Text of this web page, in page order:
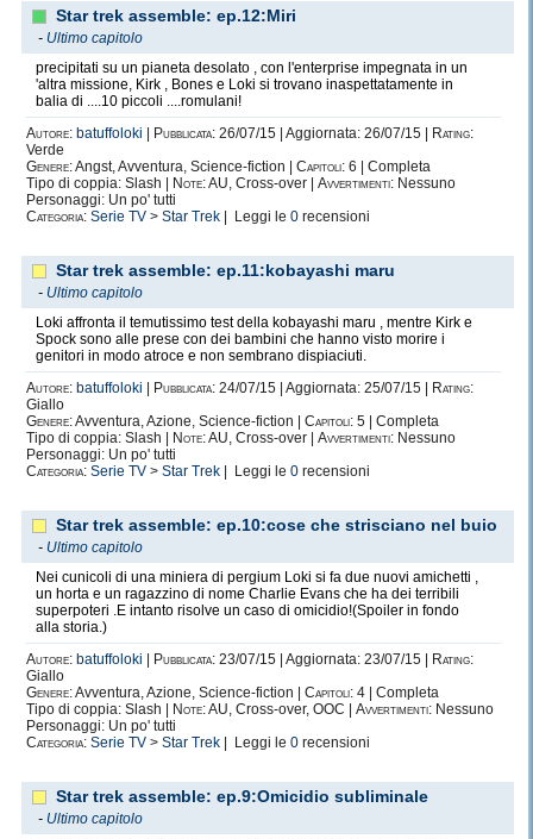
Star trek assemble: ep.12:Miri
- Ultimo capitolo
precipitati su un pianeta desolato , con l'enterprise impegnata in un
'altra missione, Kirk , Bones e Loki si trovano inaspettatamente in
balia di ....10 piccoli ....romulani!
Autore: batuffoloki Pubblicata: 26/07/15 | Aggiornata: 26/07/15 |
Rating:
Verde
Genere:Angst, Avventura, Science-fiction | Capitoli: 6 | Completa
Tipo di coppia: Slash |
Note:AU, Cross-over | Avvertimenti: Nessuno
Personaggi: Un po' tutti
Categoria: Serie TV > Star Trek | Leggi le 0 recensioni
Star trek assemble: ep.11:kobayashi maru
- Ultimo capitolo
Loki affronta il temutissimo test della kobayashi maru , mentre Kirk e
Spock sono alle prese con dei bambini che hanno visto morire i
genitori in modo atroce e non sembrano dispiaciuti.
Autore: batuffoloki Pubblicata: 24/07/15 | Aggiornata: 25/07/15 |
Rating:
Giallo
Genere:Avventura, Azione, Science-fiction | Capitoli: 5 | Completa
Tipo di coppia: Slash |
Note:AU, Cross-over | Avvertimenti: Nessuno
Personaggi: Un po' tutti
Categoria: Serie TV > Star Trek | Leggi le 0 recensioni
Star trek assemble: ep.10:cose che strisciano nel buio
- Ultimo capitolo
Nei cunicoli di una miniera di pergium Loki si fa due nuovi amichetti ,
un horta e un ragazzino di nome Charlie Evans che ha dei terribili
superpoteri .E intanto risolve un caso di omicidio!(Spoiler in fondo
alla storia.)
Autore: batuffoloki Pubblicata: 23/07/15 | Aggiornata: 23/07/15 |
Rating:
Giallo
Genere:Avventura, Azione, Science-fiction | Capitoli: 4 | Completa
Tipo di coppia: Slash |
Note:AU, Cross-over, OOC | Avvertimenti: Nessuno
Personaggi: Un po' tutti
Categoria: Serie TV > Star Trek | Leggi le 0 recensioni
Star trek assemble: ep.9:Omicidio subliminale
- Ultimo capitolo